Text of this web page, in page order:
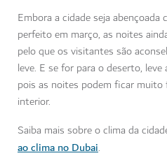
Embora a cidade seja abençoada
perfeito em março, as noites
pelo que os visitantes são
leve. E se for para o deserto,
pois as noites podem ficar muito
interior.
Saiba mais sobre o clima da
ao clima no Dubai.